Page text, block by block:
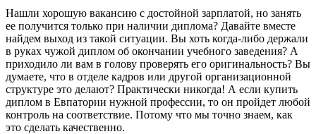
Нашли хорошую вакансию с достойной зарплатой, но занять
ее получится только при наличии диплома? Давайте вместе
найдем выход из такой ситуации. Вы хоть когда-либо держали
в руках чужой диплом об окончании учебного заведения? А
приходило ли вам в голову проверять его оригинальность? Вы
думаете, что в отделе кадров или другой организационной
структуре это делают? Практически никогда! А если купить
диплом в Евпатории нужной профессии, то он пройдет любой
контроль на соответствие. Потому что мы точно знаем, как
это сделать качественно.